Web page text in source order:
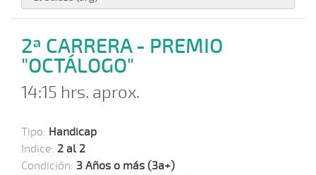
2ª CARRERA - PREMIO
"OCTÁLOGO"
14:15 hrs. aprox.
Tipo: Handicap
Indice: 2 al 2
Condición: 3 Años o más (3a+)